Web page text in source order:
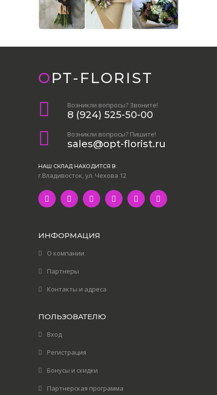
OPT-FLORIST
Возникли вопросы? Звоните!
8 (924) 525-50-00
Возникли вопросы? Пишите!
sales@opt-florist.ru
НАШ СКЛАД НАХОДИТСЯ В:
г.Владивосток, ул. Чехова 12
ИНФОРМАЦИЯ
О компании
Партнеры
Контакты и адреса
ПОЛЬЗОВАТЕЛЮ
Вход
Регистрация
Бонусы и скидки
Партнерская программа